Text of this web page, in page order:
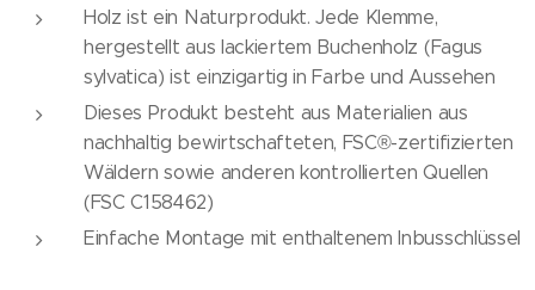
Holz ist ein Naturprodukt. Jede Klemme,
hergestellt aus lackiertem Buchenholz (Fagus
sylvatica) ist einzigartig in Farbe und Aussehen
Dieses Produkt besteht aus Materialien aus
nachhaltig bewirtschafteten, FSC®-zertifizierten
Wäldern sowie anderen kontrollierten Quellen
(FSC C158462)
Einfache Montage mit enthaltenem Inbusschlüssel